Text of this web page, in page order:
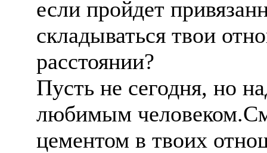
если пройдет
складываться твои
расстоянии?
Пусть не сегодня, но
любимым
цементом в твоих